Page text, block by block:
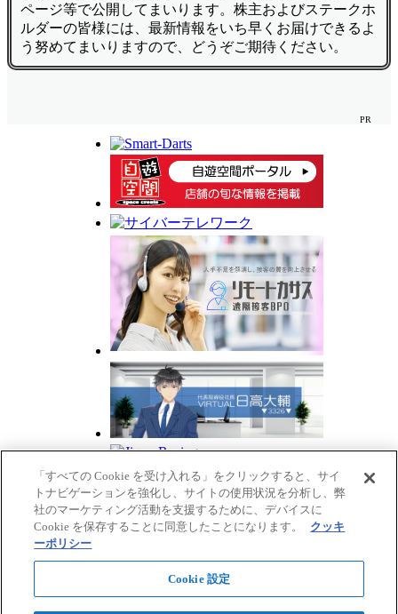
ページ等で公開してまいります。株主およびステークホ
ルダーの皆様には、最新情報をいち早くお届けできるよ
う努めてまいりますので、どうぞご期待ください。
PR
「すべての Cookie を受け入れる」をクリックすると、サイ
トナビゲーションを強化し、サイトの使用状況を分析し、弊
社のマーケティング活動を支援するために、デバイスに
Cookie を保存することに同意したことになります。
クッキ
ーポリシー
Cookie 設定